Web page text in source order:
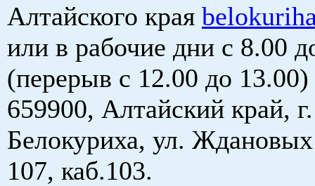
Алтайского края
или в рабочие дни с 8.00
(перерыв с 12.00 до 13.00)
659900, Алтайский край, г.
Белокуриха, ул.
107, каб.103.